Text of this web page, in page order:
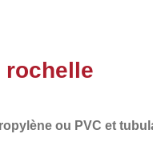
rochelle
ou PVC et